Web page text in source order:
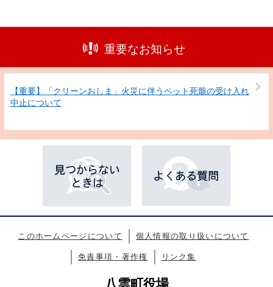
重要なお知らせ
【重要】「クリーンおしま」火災に伴うペット死骸の受け入れ
中止について
このホームページについて 個人情報の取り扱いについて
免責事項・著作権 リンク集
八雲町役場